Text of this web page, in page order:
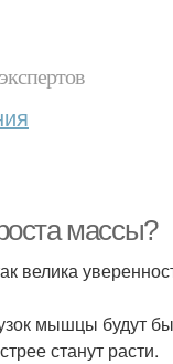
массы?
велика
мышцы будут
станут расти.